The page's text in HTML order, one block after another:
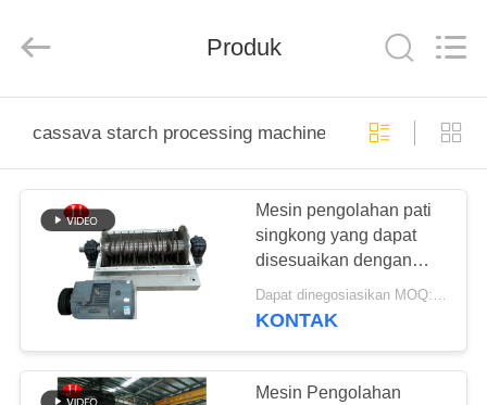
PRODUK
VIDEO
PERTUNJUKAN
VR
Industry
Co.,Ltd..
Produk
cassava starch processing machine
Mesin pengolahan pati
singkong yang dapat
disesuaikan dengan
layanan purna jual
profesional
Dapat dinegosiasikan MOQ:1 set
KONTAK
Mesin Pengolahan